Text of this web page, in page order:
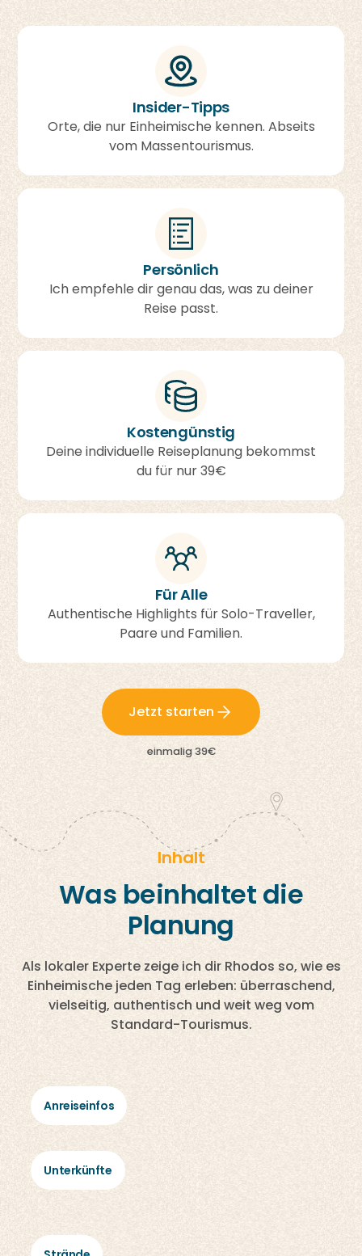
Insider-Tipps
Orte, die nur Einheimische kennen. Abseits
vom Massentourismus.
Persönlich
Ich empfehle dir genau das, was zu deiner
Reise passt.
Kostengünstig
Deine individuelle Reiseplanung bekommst
du für nur 39€
Für Alle
Authentische Highlights für Solo-Traveller,
Paare und Familien.
Jetzt starten
einmalig 39€
Inhalt
Was beinhaltet die
Planung
Als lokaler Experte zeige ich dir Rhodos so, wie es
Einheimische jeden Tag erleben: überraschend,
vielseitig, authentisch und weit weg vom
Standard-Tourismus.
Anreiseinfos
Unterkünfte